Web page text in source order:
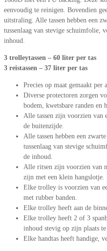
eenvoudig te reinigen. Bovendien
uitstraling. Alle tassen hebben een
tussenlaag van stevige schuimfolie,
inhoud.
3 trolleytassen – 60 liter per tas
3 reistassen – 37 liter per tas
Precies op maat gemaakt per
Diverse protectoren zorgen
bodem, kwetsbare randen en
Alle tassen zijn voorzien van
de buitenzijde.
Alle tassen hebben een
tussenlaag van stevige
de inhoud.
Alle ritsen zijn voorzien van
zijn met een klein hangslotje.
Elke trolley is voorzien van
met rubber banden.
Elke trolley heeft aan de
Elke trolley heeft 2 of 3
inhoud stevig op zijn plaats te
Elke handtas heeft handige,